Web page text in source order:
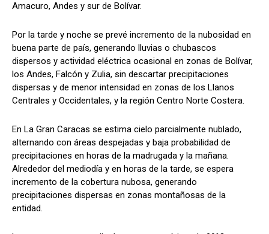
Amacuro, Andes y sur de Bolívar.
Por la tarde y noche se prevé incremento de la nubosidad en
buena parte de país, generando lluvias o chubascos
dispersos y actividad eléctrica ocasional en zonas de Bolívar,
los Andes, Falcón y Zulia, sin descartar precipitaciones
dispersas y de menor intensidad en zonas de los Llanos
Centrales y Occidentales, y la región Centro Norte Costera.
En La Gran Caracas se estima cielo parcialmente nublado,
alternando con áreas despejadas y baja probabilidad de
precipitaciones en horas de la madrugada y la mañana.
Alrededor del mediodía y en horas de la tarde, se espera
incremento de la cobertura nubosa, generando
precipitaciones dispersas en zonas montañosas de la
entidad.